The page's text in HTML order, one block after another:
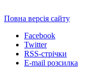
Повна версія сайту
Facebook
Twitter
RSS-стрічки
E-mail розсилка